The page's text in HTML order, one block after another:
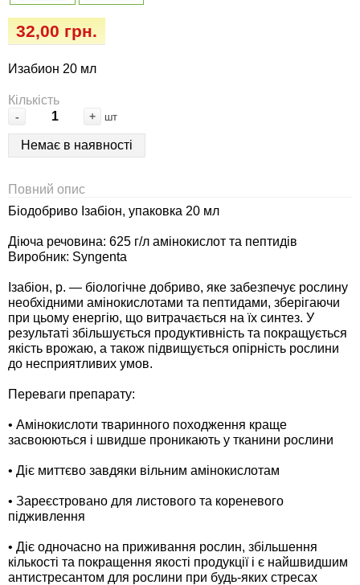
32,00 грн.
Изабион 20 мл
Кількість
- + шт
Немає в наявності
Повний опис
Біодобриво Ізабіон, упаковка 20 мл
Діюча речовина: 625 г/л амінокислот та пептидів
Виробник: Syngenta
Ізабіон, p. — біологічне добриво, яке забезпечує рослину
необхідними амінокислотами та пептидами, зберігаючи
при цьому енергію, що витрачається на їх синтез. У
результаті збільшується продуктивність та покращується
якість врожаю, а також підвищується опірність рослини
до несприятливих умов.
Переваги препарату:
• Амінокислоти тваринного походження краще
засвоюються і швидше проникають у тканини рослини
• Діє миттєво завдяки вільним амінокислотам
• Зареєстровано для листового та кореневого
підживлення
• Діє одночасно на приживання рослин, збільшення
кількості та покращення якості продукції і є найшвидшим
антистресантом для рослини при будь-яких стресах
Семена перца
Семена пряных трав
Семена редьки
Семена салата
Семена свеклы
Семена сельдерея
Семена сидератов
Семена укропа
Удобрения «Сударушка», «Рязаночка»
100 г
Удобрения «Чистый лист» кристаллические
300 г
Удобрения «Чистый лист» Успех
Опрыскиватели
Перчатки
Средства защиты от колорадского жука
Средства защиты от тараканов, прусаков,
клопов, блох, домашних и садовых муравьев
Средства защиты от комаров, москитов,
клещей, ос, мошек, слепней
Средства защиты от мух
Средства защиты от капустницы
Препараты для септиков, выгребных ям и